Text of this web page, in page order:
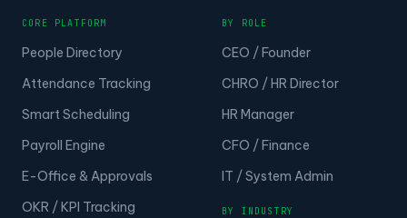
CORE PLATFORM
People Directory
Attendance Tracking
Smart Scheduling
Payroll Engine
E-Office & Approvals
OKR / KPI Tracking
BY ROLE
CEO / Founder
CHRO / HR Director
HR Manager
CFO / Finance
IT / System Admin
BY INDUSTRY